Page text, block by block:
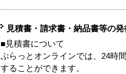
見積書・請求書・納品書等の
■見積書について
ぷらっとオンラインでは、24時
することができます。